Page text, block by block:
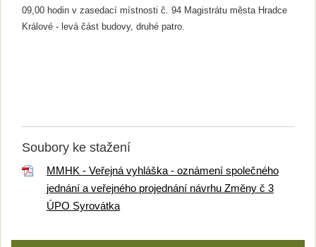
09,00 hodin v zasedací místnosti č. 94 Magistrátu města Hradce
Králové - levá část budovy, druhé patro.
Soubory ke stažení
MMHK - Veřejná vyhláška - oznámení společného
jednání a veřejného projednání návrhu Změny č 3
ÚPO Syrovátka